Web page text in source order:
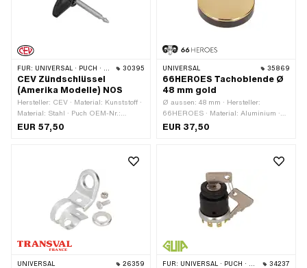
FÜR: UNIVERSAL · PUCH · SACHS 30395
CEV Zündschlüssel
(Amerika Modelle) NOS
Hersteller: CEV · Material: Kunststoff ·
Material: Stahl · Puch OEM-Nr.:
270.6.53.021.1
EUR 57,50
UNIVERSAL 35869
66HEROES Tachoblende Ø
48 mm gold
Ø aussen: 48 mm · Hersteller:
66HEROES · Material: Aluminium ·
Oberfläche: vergoldet · Farbe: gold · Ø
Befestigungsloch: 48 mm ·
EUR 37,50
UNIVERSAL 26359 FÜR: UNIVERSAL · PUCH · SACHS · PONY / CILO (BETA 521 & 512) · ZÜNDAPP BELMONDO 34237